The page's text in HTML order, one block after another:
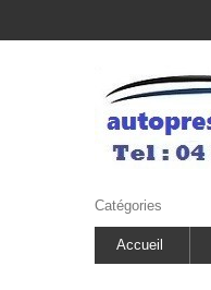
Catégories
Accueil